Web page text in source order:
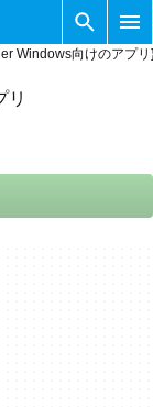
Windows向けのアプリ
リ